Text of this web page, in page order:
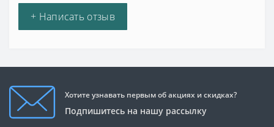
+ Написать отзыв
Хотите узнавать первым об акциях и скидках?
Подпишитесь на нашу рассылку